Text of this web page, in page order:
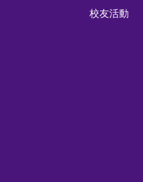
校友活動